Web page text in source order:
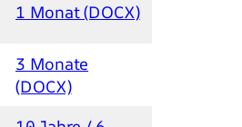
1 Monat (DOCX)
3 Monate
(DOCX)